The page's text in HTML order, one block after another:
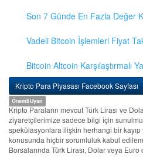
Son 7 Günde En Fazla Değer
Vadeli Bitcoin İşlemleri Fiyat
Bitcoin Altcoin Karşılaştırmalı
Kripto Para Piyasası Facebook Sayfası
Önemli Uyarı
Kripto Paraların mevcut Türk Lirası ve
ziyaretçilerimize sadece bilgi için
spekülasyonlara ilişkin herhangi bir
konusunda hiçbir sorumluluk kabul
Borsalarında Türk Lirası, Dolar veya